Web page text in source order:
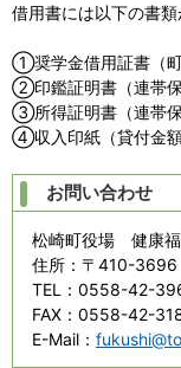
借用書には以下の書類
①奨学金借用証書（町
②印鑑証明書（連帯保
③所得証明書（連帯保
④収入印紙（貸付金額
お問い合わせ
松崎町役場 健康
住所 ：〒410-
TEL
：0558-42-
FAX ：0558-42-
E-Mail ：